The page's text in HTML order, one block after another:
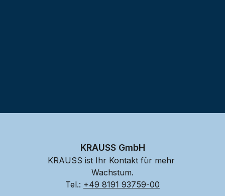
KRAUSS GmbH
KRAUSS ist Ihr Kontakt für mehr
Wachstum.
Tel.: +49 8191 93759-00